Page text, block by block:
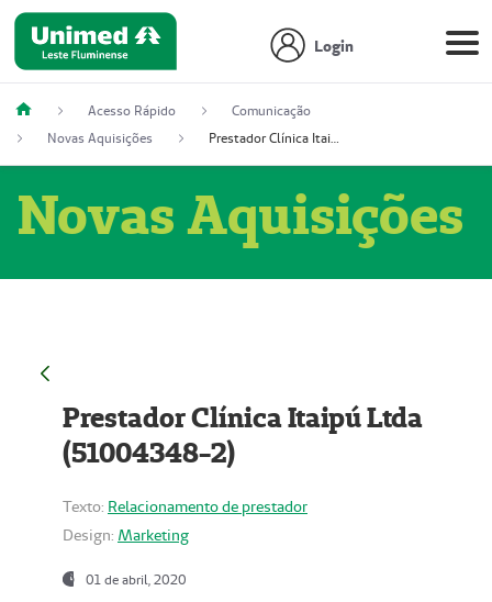
Login
Acesso Rápido
Comunicação
Novas Aquisições
Prestador Clínica Itaipú Ltda (51004348-2)
Novas Aquisições
Prestador Clínica Itaipú Ltda
(51004348-2)
Texto: Relacionamento de prestador
Design: Marketing
01 de abril, 2020